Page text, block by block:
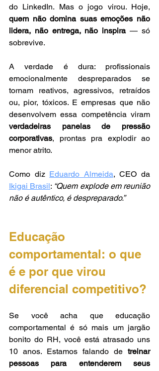
quem não domina suas emoções não
lidera, não entrega, não inspira — só
sobrevive.
A verdade é dura: profissionais
emocionalmente despreparados se
tornam reativos, agressivos, retraídos
ou, pior, tóxicos. E empresas que não
verdadeiras panelas de pressão
corporativas, prontas pra explodir ao
menor atrito.
Como diz Eduardo Almeida
Ikigai Brasil: “Quem explode em reunião
não é autêntico, é despreparado.”
Educação
comportamental: o que
é e por que virou
diferencial competitivo?
Se você acha que educação
comportamental é só mais um jargão
bonito do RH, você está atrasado uns
10 anos. Estamos falando de treinar
pessoas para entenderem seus